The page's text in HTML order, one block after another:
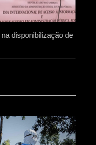
disponibilização de